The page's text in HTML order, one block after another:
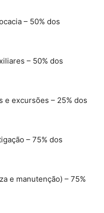
– 50% dos
– 50% dos
e excursões – 25% dos
– 75% dos
e manutenção) – 75%